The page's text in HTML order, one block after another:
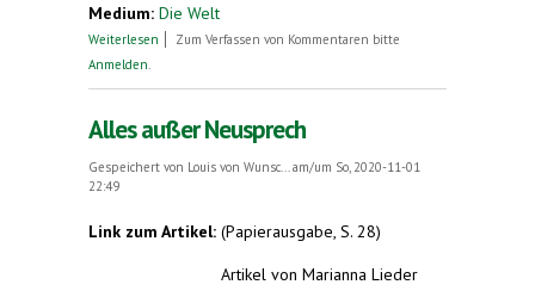
Medium: Die Welt
Weiterlesen über Hier spricht man Esperanto – zumindest ein
Zum Verfassen von Kommentaren bitte
Anmelden
Alles außer Neusprech
Gespeichert von Louis von Wunsc...
am/um So, 2020-11-01
22:49
Link zum Artikel: (Papierausgabe, S. 28)
Artikel von Marianna Lieder